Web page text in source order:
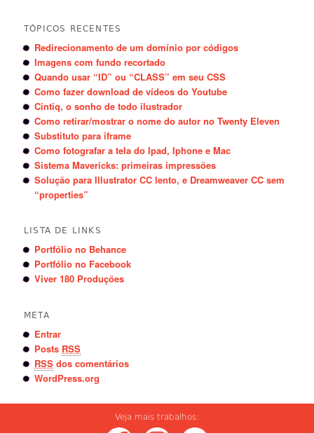
TÓPICOS RECENTES
Redirecionamento de um domínio por códigos
Imagens com fundo recortado
Quando usar “ID” ou “CLASS” em seu CSS
Como fazer download de vídeos do Youtube
Cintiq, o sonho de todo ilustrador
Como retirar/mostrar o nome do autor no Twenty Eleven
Substituto para iframe
Como fotografar a tela do Ipad, Iphone e Mac
Sistema Mavericks: primeiras impressões
Solução para Illustrator CC lento, e Dreamweaver CC sem
“properties”
LISTA DE LINKS
Portfólio no Behance
Portfólio no Facebook
Viver 180 Produções
META
Entrar
Posts RSS
RSS dos comentários
WordPress.org
Veja mais trabalhos: